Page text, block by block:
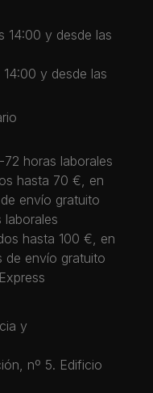
14:00 y desde las
y desde las
72 horas laborales
hasta 70 €, en
envío gratuito
laborales
hasta 100 €, en
de envío gratuito
y
nº 5. Edificio